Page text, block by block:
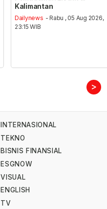
Kalimantan
Dailynews - Rabu , 05 Aug 2026,
23:15 WIB
>
INTERNASIONAL
TEKNO
BISNIS FINANSIAL
ESGNOW
VISUAL
ENGLISH
TV